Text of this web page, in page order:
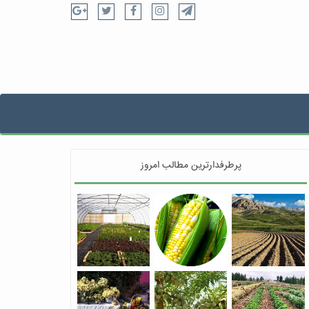
پرطرفدارترین مطالب امروز